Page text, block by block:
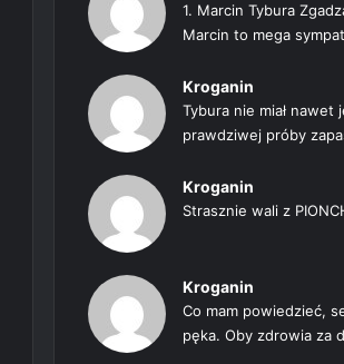
1. Marcin Tybura
Marcin to mega
Kroganin
Tybura nie miał nawet
prawdziwej próby
Kroganin
Strasznie wali z
Kroganin
Co mam powiedzieć,
pęka. Oby zdrowia za